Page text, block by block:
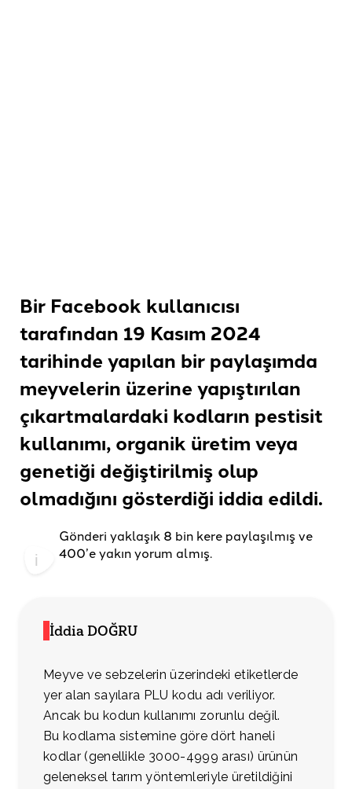
Bir Facebook kullanıcısı
tarafından 19 Kasım 2024
tarihinde yapılan bir paylaşımda
meyvelerin üzerine yapıştırılan
çıkartmalardaki kodların pestisit
kullanımı, organik üretim veya
genetiği değiştirilmiş olup
olmadığını gösterdiği iddia edildi.
Gönderi yaklaşık 8 bin kere paylaşılmış ve
400’e yakın yorum almış.
İddia DOĞRU
Meyve ve sebzelerin üzerindeki etiketlerde
yer alan sayılara PLU kodu adı veriliyor.
Ancak bu kodun kullanımı zorunlu değil.
Bu kodlama sistemine göre dört haneli
kodlar (genellikle 3000-4999 arası) ürünün
geleneksel tarım yöntemleriyle üretildiğini